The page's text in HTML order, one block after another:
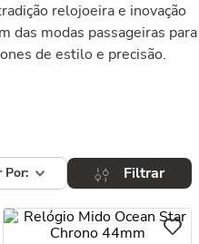
relojoeira e inovação
das modas passageiras para
de estilo e precisão.
Filtrar